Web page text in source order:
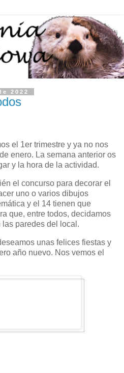
2022
el 1er trimestre y ya no nos
enero. La semana anterior os
y la hora de la actividad.
el concurso para decorar el
uno o varios dibujos
y el 14 tienen que
que, entre todos, decidamos
paredes del local.
unas felices fiestas y
año nuevo. Nos vemos el